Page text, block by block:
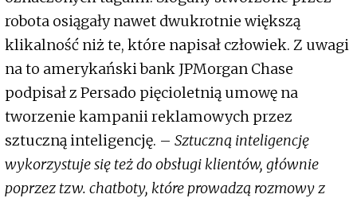
robota osiągały nawet dwukrotnie większą
klikalność niż te, które napisał człowiek. Z uwagi
na to amerykański bank JPMorgan Chase
podpisał z Persado pięcioletnią umowę na
tworzenie kampanii reklamowych przez
sztuczną inteligencję. – Sztuczną inteligencję
wykorzystuje się też do obsługi klientów, głównie
poprzez tzw. chatboty, które prowadzą rozmowy z